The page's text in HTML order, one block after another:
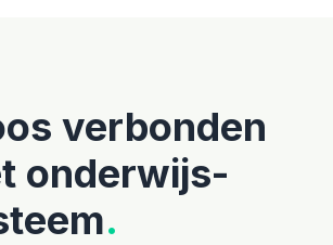
verbonden
onderwijs-
.